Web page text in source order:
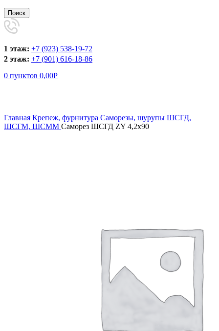
Поиск
1 этаж: +7 (923) 538-19-72
2 этаж: +7 (901) 616-18-86
0 пунктов 0,00Р
Главная Крепеж, фурнитура Саморезы, шурупы ШСГД,
ШСГМ, ШСММ Саморез ШСГД ZY 4,2х90